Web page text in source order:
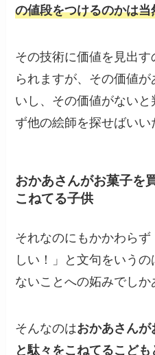
の値段をつけるのかは
その技術に価値を見出
られますが、その価値
いし、その価値がない
ず他の絵師を探せばいい
おかあさんがお菓子を
こねてる子供
それなのにもかかわら
しい！」と文句をいう
ないことへの妬みでしか
そんなのはおかあさん
と駄々をこねてるこども